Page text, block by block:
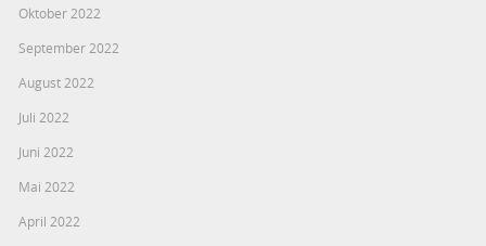
Oktober 2022
September 2022
August 2022
Juli 2022
Juni 2022
Mai 2022
April 2022